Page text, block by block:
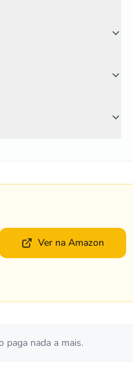
Ver na Amazon
paga nada a mais.